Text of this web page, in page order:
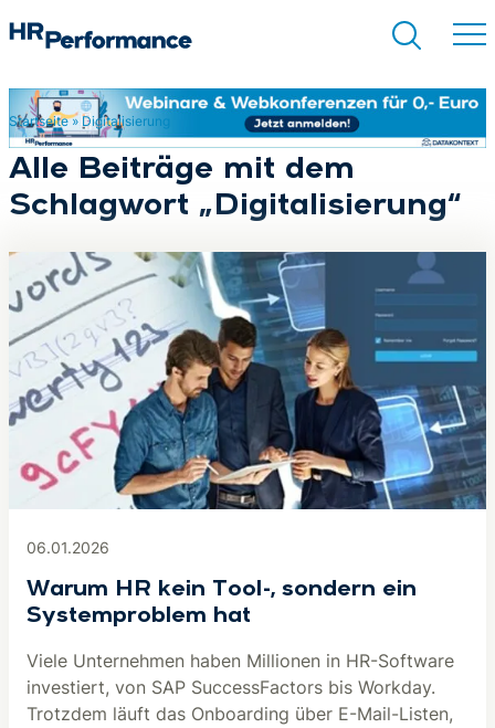
Suchen
Startseite» Digitalisierung
Alle Beiträge mit dem
Schlagwort „Digitalisierung“
06.01.2026
Warum HR kein Tool-, sondern ein
Systemproblem hat
Viele Unternehmen haben Millionen in HR-Software
investiert, von SAP SuccessFactors bis Workday.
Trotzdem läuft das Onboarding über E-Mail-Listen,